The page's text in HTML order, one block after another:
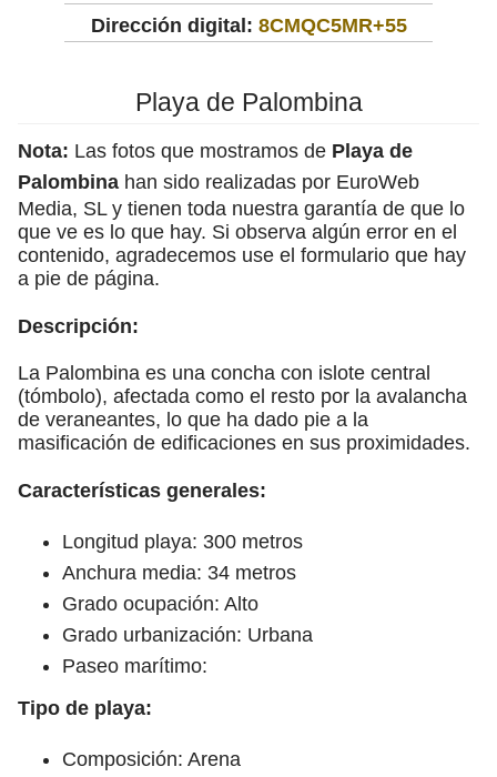
Dirección digital: 8CMQC5MR+55
Playa de Palombina
Nota: Las fotos que mostramos de Playa de
Palombina han sido realizadas por EuroWeb
Media, SL y tienen toda nuestra garantía de que lo
que ve es lo que hay. Si observa algún error en el
contenido, agradecemos use el formulario que hay
a pie de página.
Descripción:
La Palombina es una concha con islote central
(tómbolo), afectada como el resto por la avalancha
de veraneantes, lo que ha dado pie a la
masificación de edificaciones en sus proximidades.
Características generales:
Longitud playa: 300 metros
Anchura media: 34 metros
Grado ocupación: Alto
Grado urbanización: Urbana
Paseo marítimo:
Tipo de playa:
Composición: Arena